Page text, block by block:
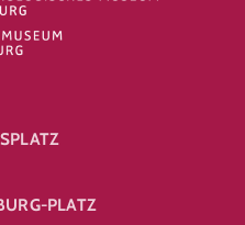
PLATZ